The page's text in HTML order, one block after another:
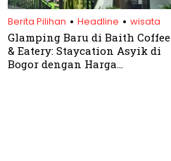
Berita Pilihan . Headline . wisata
Glamping Baru di Baith Coffee
& Eatery: Staycation Asyik di
Bogor dengan Harga